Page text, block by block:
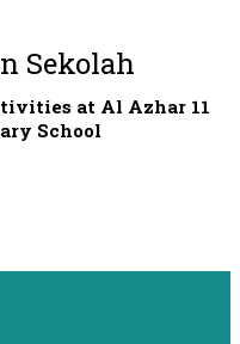
Sekolah
at Al Azhar 11
School